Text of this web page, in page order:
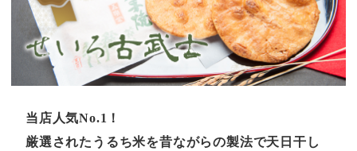
当店人気No.1！
厳選されたうるち米を昔ながらの製法で天日干し